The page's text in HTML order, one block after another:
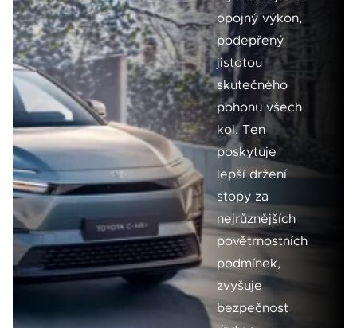
opojný výkon,
podepřený
jistotou
skutečného
pohonu všech
kol. Ten
poskytuje
lepší držení
stopy za
nejrůznějších
povětrnostních
podmínek,
zvyšuje
bezpečnost